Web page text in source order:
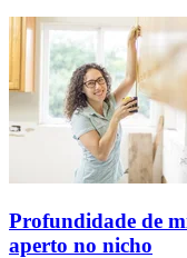
Profundidade de
aperto no nicho